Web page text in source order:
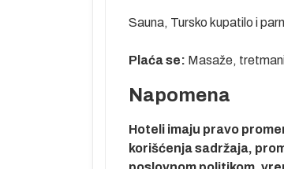
Sauna, Tursko kupatilo i
Plaća se: Masaže,
Napomena
Hoteli imaju pravo
korišćenja sadržaja,